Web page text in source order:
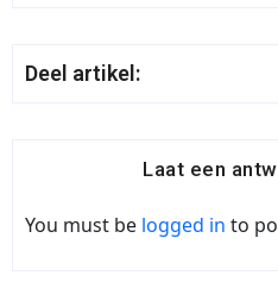
Deel artikel:
Laat een
You must be logged in to